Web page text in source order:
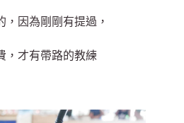
，因為剛剛有提過，
，才有帶路的教練